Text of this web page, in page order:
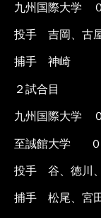
九州国際大学
投手 吉岡、古
捕手 神崎
２試合目
九州国際大学
至誠館大学
投手 谷、徳川
捕手 松尾、宮